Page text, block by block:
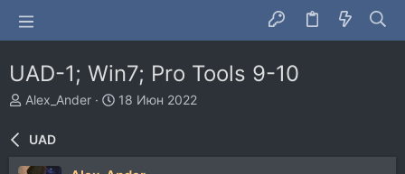
UAD-1; Win7; Pro Tools 9-10
А
т
р
Alex_Ander
Д
18 Июн 2022
UAD